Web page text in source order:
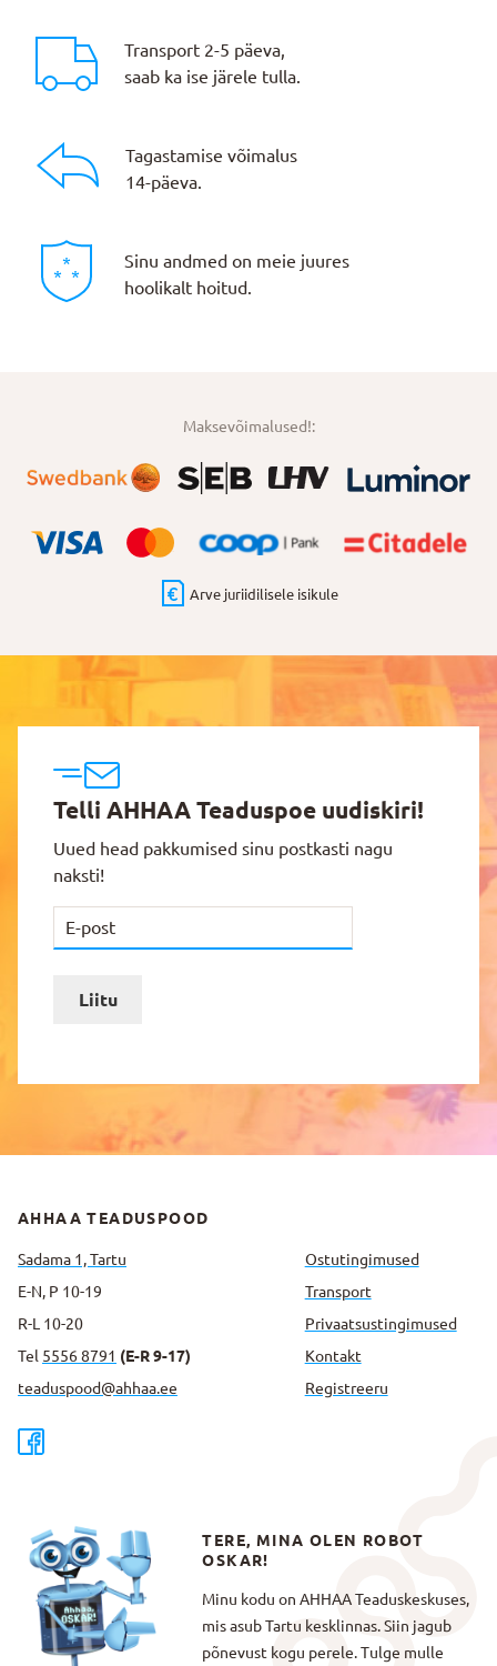
Transport 2-5 päeva,
saab ka ise järele tulla.
Tagastamise võimalus
14-päeva.
Sinu andmed on meie juures
hoolikalt hoitud.
Maksevõimalused!:
Arve juriidilisele isikule
Telli AHHAA Teaduspoe uudiskiri!
Uued head pakkumised sinu postkasti nagu
naksti!
Liitu
AHHAA TEADUSPOOD
Sadama 1, Tartu
E-N, P 10-19
R-L 10-20
Tel 5556 8791 (E-R 9-17)
teaduspood@ahhaa.ee
Ostutingimused
Transport
Privaatsus­tingimused
Kontakt
Registreeru
TERE, MINA OLEN ROBOT
OSKAR!
Minu kodu on AHHAA Teaduskeskuses,
mis asub Tartu kesklinnas. Siin jagub
põnevust kogu perele. Tulge mulle